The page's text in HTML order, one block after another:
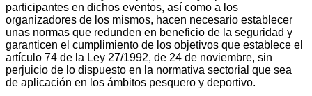
participantes en dichos eventos, así como a los
organizadores de los mismos, hacen necesario establecer
unas normas que redunden en beneficio de la seguridad y
garanticen el cumplimiento de los objetivos que establece el
artículo 74 de la Ley 27/1992, de 24 de noviembre, sin
perjuicio de lo dispuesto en la normativa sectorial que sea
de aplicación en los ámbitos pesquero y deportivo.